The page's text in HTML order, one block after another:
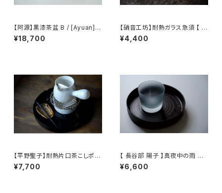
【阿源】黒漆茶盆 B / [Ayuan] B
lack Lacquer Tea Tray B
¥18,700
【硝音工坊】耐熱ガラス急須 【 S
hione Studio】Borosilicate
glass teapot
¥4,400
【平野聖子】耐熱片口茶こしポッ
ト / 【Masako Hirano】Heat-r
esistant spout tea strainer
¥7,700
【 長谷部 陽子 】真夜中の雨 ロ
ックグラス / 【 Yoko Hasebe
】Whisky Tumbler
¥6,600